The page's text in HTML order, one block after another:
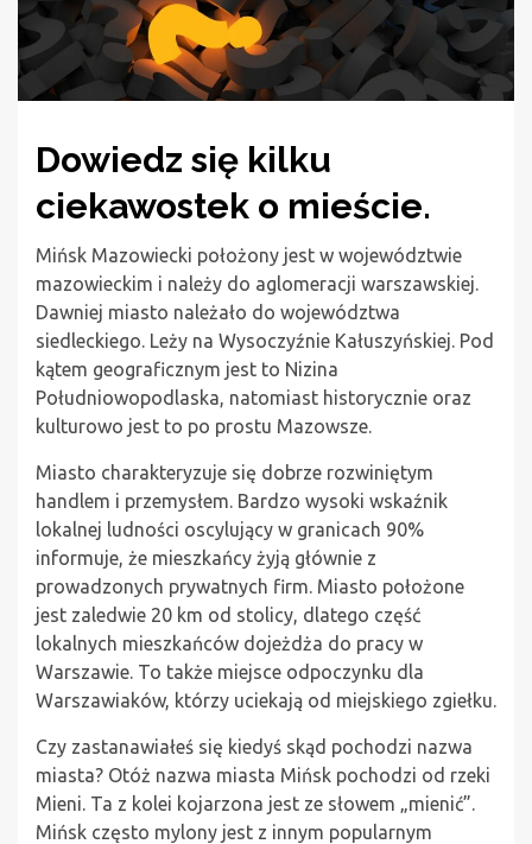
Dowiedz się kilku
ciekawostek o mieście.
Mińsk Mazowiecki położony jest w województwie
mazowieckim i należy do aglomeracji warszawskiej.
Dawniej miasto należało do województwa
siedleckiego. Leży na Wysoczyźnie Kałuszyńskiej. Pod
kątem geograficznym jest to Nizina
Południowopodlaska, natomiast historycznie oraz
kulturowo jest to po prostu Mazowsze.
Miasto charakteryzuje się dobrze rozwiniętym
handlem i przemysłem. Bardzo wysoki wskaźnik
lokalnej ludności oscylujący w granicach 90%
informuje, że mieszkańcy żyją głównie z
prowadzonych prywatnych firm. Miasto położone
jest zaledwie 20 km od stolicy, dlatego część
lokalnych mieszkańców dojeżdża do pracy w
Warszawie. To także miejsce odpoczynku dla
Warszawiaków, którzy uciekają od miejskiego zgiełku.
Czy zastanawiałeś się kiedyś skąd pochodzi nazwa
miasta? Otóż nazwa miasta Mińsk pochodzi od rzeki
Mieni. Ta z kolei kojarzona jest ze słowem „mienić”.
Mińsk często mylony jest z innym popularnym